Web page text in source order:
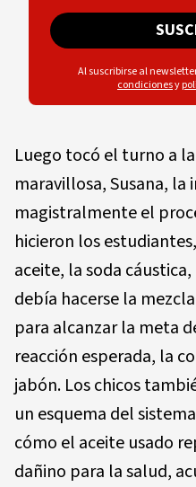
Al suscribirse al
condicionesy
Luego tocó el turno a
maravillosa, Susana,
magistralmente el
hicieron los
aceite, la soda
debía hacerse la
para alcanzar la meta
reacción esperada, la
jabón. Los chicos
un esquema del
cómo el aceite usado
dañino para la salud,